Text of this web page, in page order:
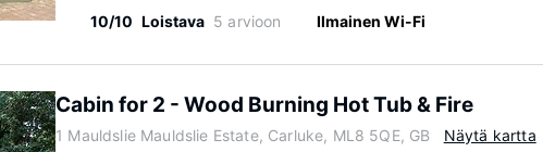
10/10 Loistava 5 arvioon Ilmainen Wi-Fi
Cabin for 2 - Wood Burning Hot Tub & Fire
1 Mauldslie Mauldslie Estate, Carluke, ML8 5QE, GB Näytä kartta